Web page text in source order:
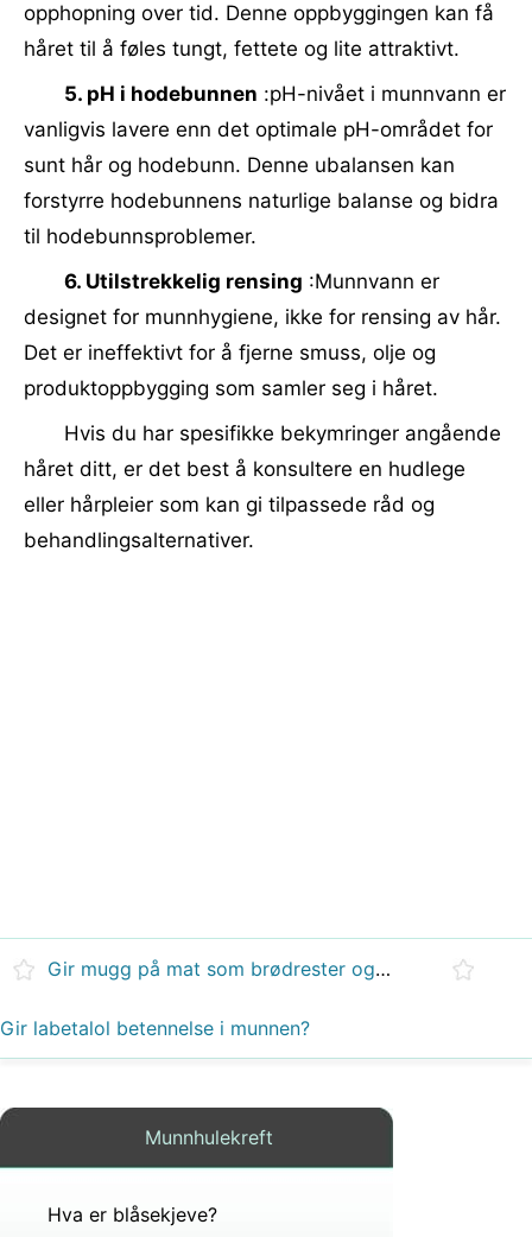
opphopning over tid. Denne oppbyggingen kan få
håret til å føles tungt, fettete og lite attraktivt.
5. pH i hodebunnen :pH-nivået i munnvann er
vanligvis lavere enn det optimale pH-området for
sunt hår og hodebunn. Denne ubalansen kan
forstyrre hodebunnens naturlige balanse og bidra
til hodebunnsproblemer.
6. Utilstrekkelig rensing :Munnvann er
designet for munnhygiene, ikke for rensing av hår.
Det er ineffektivt for å fjerne smuss, olje og
produktoppbygging som samler seg i håret.
Hvis du har spesifikke bekymringer angående
håret ditt, er det best å konsultere en hudlege
eller hårpleier som kan gi tilpassede råd og
behandlingsalternativer.
Gir mugg på mat som brødrester og gelé deg kreft?
Gir labetalol betennelse i munnen?
Munnhulekreft
Hva er blåsekjeve?